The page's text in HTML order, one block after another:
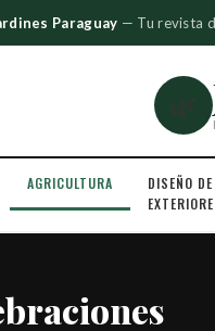
Paraguay — Tu revista
🌿
AGRICULTURA
DISEÑO DE